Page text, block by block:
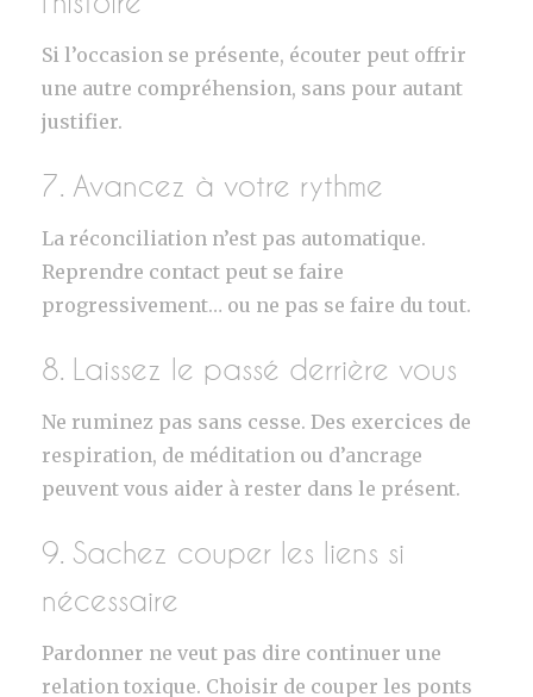
Si l’occasion se présente, écouter peut offrir
une autre compréhension, sans pour autant
justifier.
7. Avancez à votre rythme
La réconciliation n’est pas automatique.
Reprendre contact peut se faire
progressivement… ou ne pas se faire du tout.
8. Laissez le passé derrière vous
Ne ruminez pas sans cesse. Des exercices de
respiration, de méditation ou d’ancrage
peuvent vous aider à rester dans le présent.
9. Sachez couper les liens si
nécessaire
Pardonner ne veut pas dire continuer une
relation toxique. Choisir de couper les ponts